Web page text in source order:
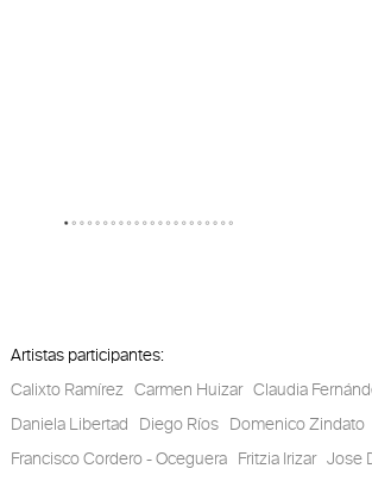
Artistas participantes:
Calixto Ramírez Carmen Huizar Claudia
Daniela Libertad
Diego Ríos Domenico Zindato
Francisco Cordero - Oceguera Fritzia Irizar Jose